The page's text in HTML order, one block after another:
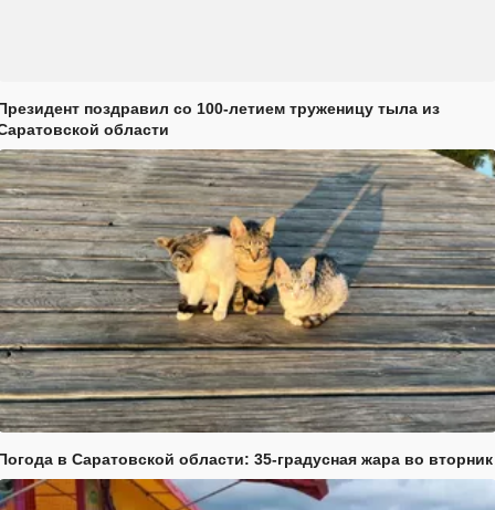
поздравил со 100-летием труженицу тыла из
области
в Саратовской области: 35-градусная жара во вторник